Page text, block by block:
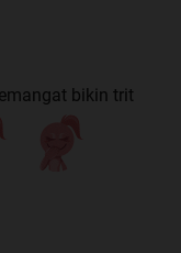
bikin trit